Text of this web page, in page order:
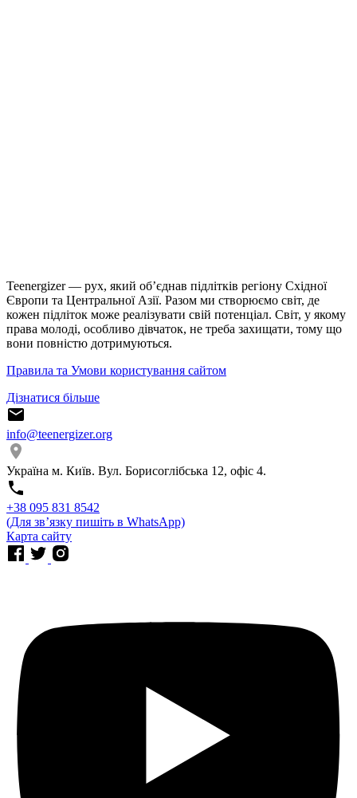
Teenergizer — рух, який об’єднав підлітків регіону Східної
Європи та Центральної Азії. Разом ми створюємо світ, де
кожен підліток може реалізувати свій потенціал. Світ, у якому
права молоді, особливо дівчаток, не треба захищати, тому що
вони повністю дотримуються.
Правила та Умови користування сайтом
Дізнатися більше
info@teenergizer.org
Україна м. Київ. Вул. Борисоглібська 12, офіс 4.
⁨+38 095 831 8542⁩
(Для звʼязку пишіть в WhatsApp)
Карта сайту